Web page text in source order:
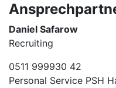
Daniel Safarow
Recruiting
0511 999930 42
Personal Service PSH